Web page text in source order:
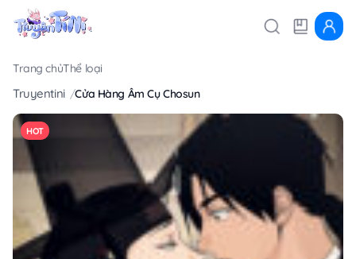
Trang chủThể loại
Truyentini Cửa Hàng Âm Cụ Chosun
HOT